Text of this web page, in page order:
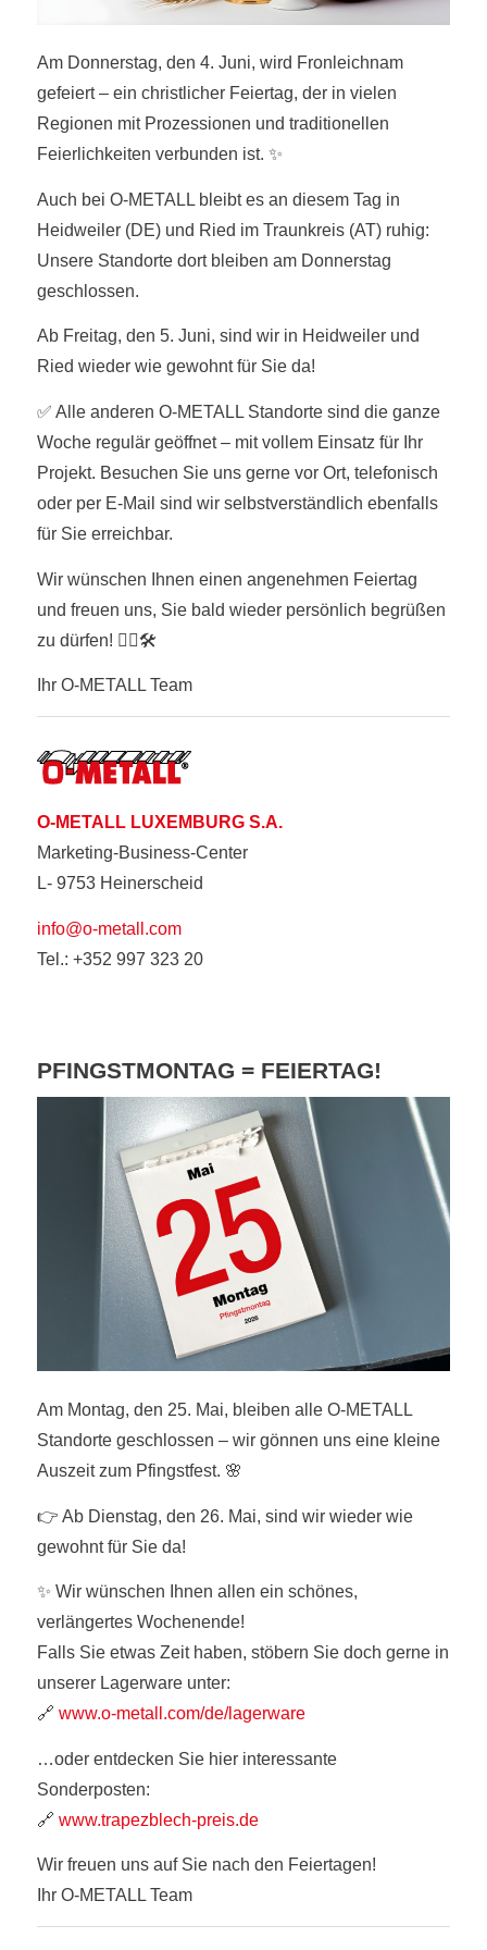
Am Donnerstag, den 4. Juni, wird Fronleichnam
gefeiert – ein christlicher Feiertag, der in vielen
Regionen mit Prozessionen und traditionellen
Feierlichkeiten verbunden ist. ✨
Auch bei O-METALL bleibt es an diesem Tag in
Heidweiler (DE) und Ried im Traunkreis (AT) ruhig:
Unsere Standorte dort bleiben am Donnerstag
geschlossen.
Ab Freitag, den 5. Juni, sind wir in Heidweiler und
Ried wieder wie gewohnt für Sie da!
✅ Alle anderen O-METALL Standorte sind die ganze
Woche regulär geöffnet – mit vollem Einsatz für Ihr
Projekt. Besuchen Sie uns gerne vor Ort, telefonisch
oder per E-Mail sind wir selbstverständlich ebenfalls
für Sie erreichbar.
Wir wünschen Ihnen einen angenehmen Feiertag
und freuen uns, Sie bald wieder persönlich begrüßen
zu dürfen! 👷‍♂️🛠️
Ihr O-METALL Team
O-METALL LUXEMBURG S.A.
Marketing-Business-Center
L- 9753 Heinerscheid
info@o-metall.com
Tel.: +352 997 323 20
PFINGSTMONTAG = FEIERTAG!
Am Montag, den 25. Mai, bleiben alle O-METALL
Standorte geschlossen – wir gönnen uns eine kleine
Auszeit zum Pfingstfest. 🌸
👉 Ab Dienstag, den 26. Mai, sind wir wieder wie
gewohnt für Sie da!
✨ Wir wünschen Ihnen allen ein schönes,
verlängertes Wochenende!
Falls Sie etwas Zeit haben, stöbern Sie doch gerne in
unserer Lagerware unter:
🔗 www.o-metall.com/de/lagerware
…oder entdecken Sie hier interessante
Sonderposten:
🔗 www.trapezblech-preis.de
Wir freuen uns auf Sie nach den Feiertagen!
Ihr O-METALL Team